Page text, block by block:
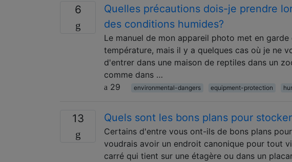
6
Quelles précautions dois-je prendre
des conditions humides?
Le manuel de mon appareil photo met en
température, mais il y a quelques cas où je ne
d'entrer dans une maison de reptiles dans un
comme dans …
29
environmental-dangers equipment-protection
13 Quels sont les bons plans pour
Certains d'entre vous ont-ils de bons plans
voudrais avoir un endroit canonique pour tout
carré qui tient sur une étagère ou dans un